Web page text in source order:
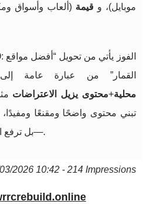
موبايل)، وقيمة (ألعاب وأسواق
القمار” من عبارة عامة
محلية+محتوى يزيل الاعتراضات
تبني محتوى واضحًا ومقنعًا
—بل ترفع التحويل بجودة الزيارة نفسها.
2026 10:42 - 214 Impressions